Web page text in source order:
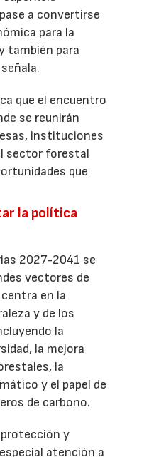
a convertirse
para la
también para
que el encuentro
se reunirán
instituciones
sector forestal
que
la política
2027-2041 se
vectores de
en la
y de los
la
la mejora
la
y el papel de
de carbono.
protección y
atención a